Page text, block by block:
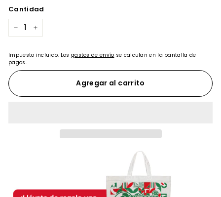
Cantidad
+
Impuesto incluido. Los gastos de envío se calculan en la pantalla de
pagos.
Agregar al carrito